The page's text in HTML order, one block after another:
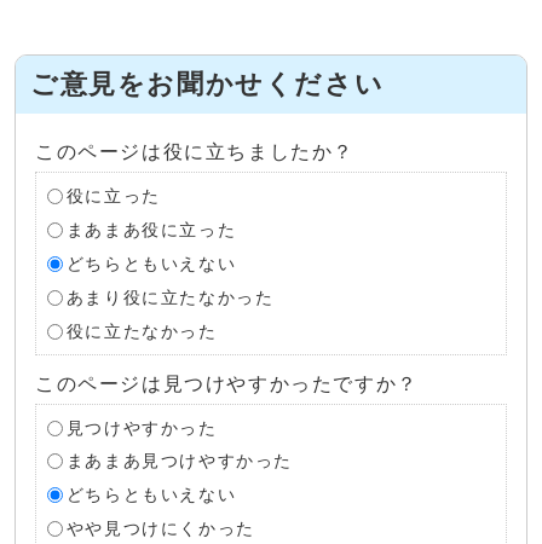
ご意見をお聞かせください
このページは役に立ちましたか？
役に立った
まあまあ役に立った
どちらともいえない
あまり役に立たなかった
役に立たなかった
このページは見つけやすかったですか？
見つけやすかった
まあまあ見つけやすかった
どちらともいえない
やや見つけにくかった